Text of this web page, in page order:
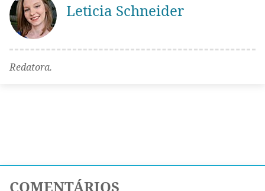
Leticia Schneider
Redatora.
COMENTÁRIOS